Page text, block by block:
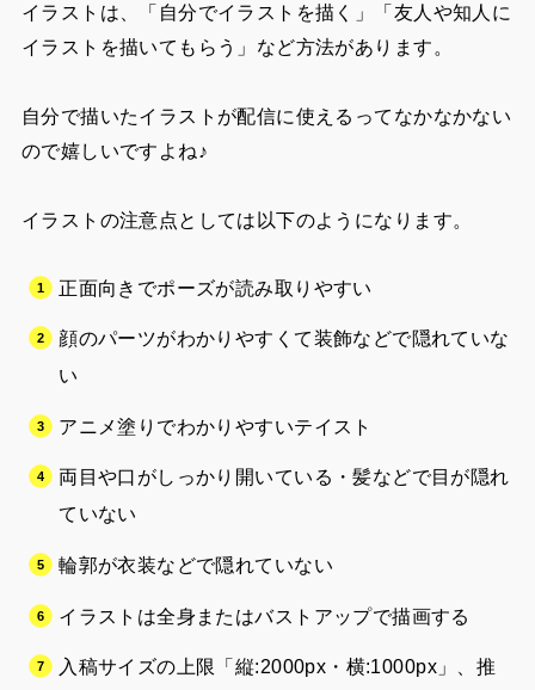
イラストは、「自分でイラストを描く」「友人や知人に
イラストを描いてもらう」など方法があります。
自分で描いたイラストが配信に使えるってなかなかない
ので嬉しいですよね♪
イラストの注意点としては以下のようになります。
正面向きでポーズが読み取りやすい
顔のパーツがわかりやすくて装飾などで隠れていな
い
アニメ塗りでわかりやすいテイスト
両目や口がしっかり開いている・髪などで目が隠れ
ていない
輪郭が衣装などで隠れていない
イラストは全身またはバストアップで描画する
入稿サイズの上限「縦:2000px・横:1000px」、推